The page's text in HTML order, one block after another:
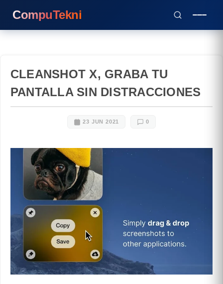
CompuTekni
CLEANSHOT X, GRABA TU
PANTALLA SIN DISTRACCIONES
23 JUN 2021 0